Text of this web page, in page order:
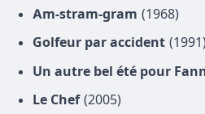
Am-stram-gram (1968)
Golfeur par accident
Un autre bel été pour
Le Chef(2005)